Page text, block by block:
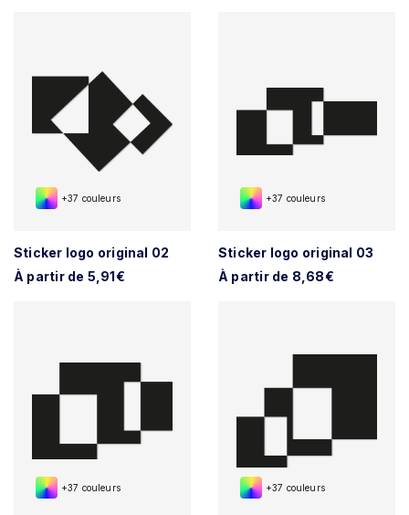
+37 couleurs
Sticker logo original 02
À partir de 5,91€
+37 couleurs
Sticker logo original 03
À partir de 8,68€
+37 couleurs +37 couleurs